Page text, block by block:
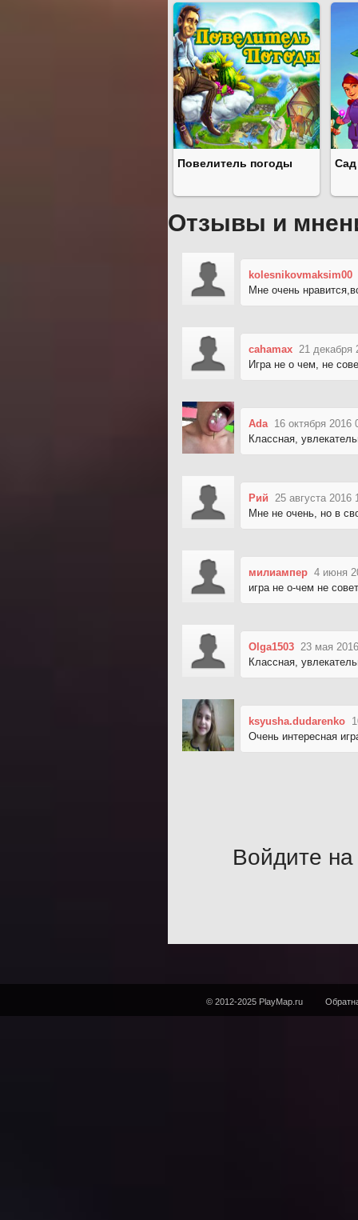
Повелитель погоды Сад
Отзывы и
kolesnikovmaksim00
Мне очень
cahamax 21 декабря
Игра не о чем, не
Ada 16 октября 2016
Классная,
Рий
25 августа 2016
Мне не очень, но в
милиампер 4 июня
игра не о-чем не
Olga1503 23 мая
Классная,
ksyusha.dudarenko
Очень интересная
Войдите на
© 2012-2025 PlayMap.ru